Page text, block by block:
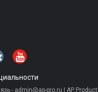
- admin@ap-pro.ru | AP